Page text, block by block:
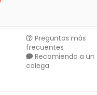
Preguntas más
frecuentes
Recomienda a un
colega